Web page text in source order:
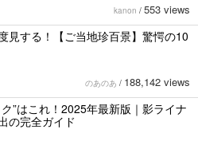
kanon / 553 views
見する！【ご当地珍百景】驚愕の10
のあのあ / 188,142 views
”はこれ！2025年最新版｜影ライナ
の完全ガイド